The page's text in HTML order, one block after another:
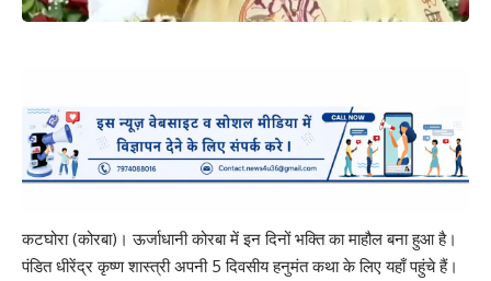
कटघोरा (कोरबा)। ऊर्जाधानी कोरबा में इन दिनों भक्ति का माहौल बना हुआ है।
पंडित धीरेंद्र कृष्ण शास्त्री अपनी 5 दिवसीय हनुमंत कथा के लिए यहाँ पहुंचे हैं।